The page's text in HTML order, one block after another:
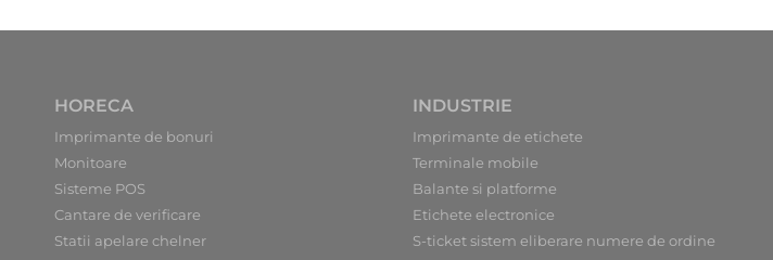
HORECA
Imprimante de bonuri
Monitoare
Sisteme POS
Cantare de verificare
Statii apelare chelner
INDUSTRIE
Imprimante de etichete
Terminale mobile
Balante si platforme
Etichete electronice
S-ticket sistem eliberare numere de ordine